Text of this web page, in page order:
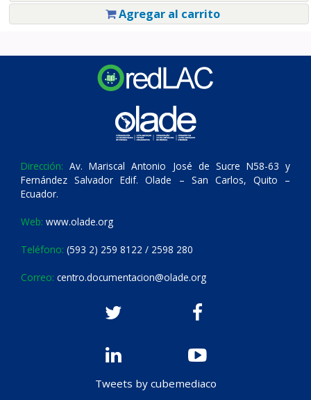
Agregar al carrito
Dirección: Av. Mariscal Antonio José de Sucre N58-63 y
Fernández Salvador Edif. Olade – San Carlos, Quito –
Ecuador.
Web: www.olade.org
Teléfono: (593 2) 259 8122 / 2598 280
Correo: centro.documentacion@olade.org
Tweets by cubemediaco